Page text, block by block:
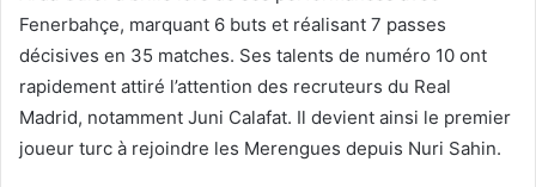
Fenerbahçe, marquant 6 buts et réalisant 7 passes
décisives en 35 matches. Ses talents de numéro 10 ont
rapidement attiré l’attention des recruteurs du Real
Madrid, notamment Juni Calafat. Il devient ainsi le premier
joueur turc à rejoindre les Merengues depuis Nuri Sahin.